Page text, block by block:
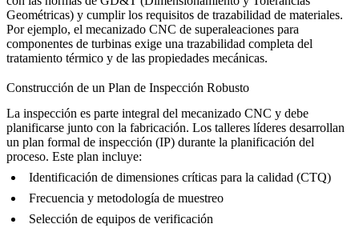
Geométricas) y cumplir los requisitos de trazabilidad de materiales.
Por ejemplo, el mecanizado CNC de superaleaciones para
componentes de turbinas exige una trazabilidad completa del
tratamiento térmico y de las propiedades mecánicas.
Construcción de un Plan de Inspección Robusto
La inspección es parte integral del mecanizado CNC y debe
planificarse junto con la fabricación. Los talleres líderes desarrollan
un plan formal de inspección (IP) durante la planificación del
proceso. Este plan incluye:
Identificación de dimensiones críticas para la calidad (CTQ)
Frecuencia y metodología de muestreo
Selección de equipos de verificación